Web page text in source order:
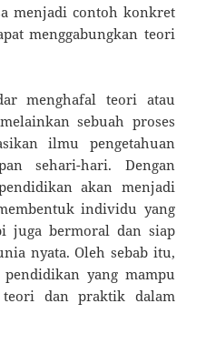
menjadi contoh konkret
menggabungkan teori
menghafal teori atau
sebuah proses
ilmu pengetahuan
sehari-hari. Dengan
akan menjadi
individu yang
juga bermoral dan siap
nyata. Oleh sebab itu,
yang mampu
teori dan praktik dalam